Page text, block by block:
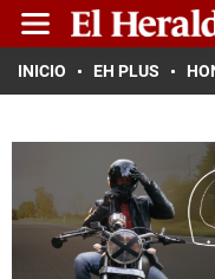
INICIO EH PLUS